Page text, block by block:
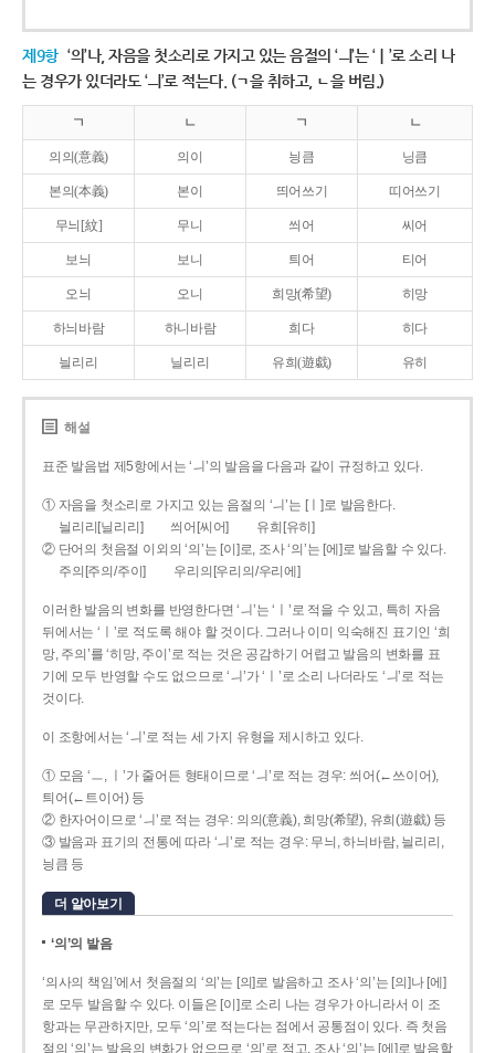
제9항 ‘의’나, 자음을 첫소리로 가지고 있는 음절의 ‘ㅢ’는 ‘ㅣ’로 소리 나
는 경우가 있더라도 ‘ㅢ’로 적는다. (ㄱ을 취하고, ㄴ을 버림.)
ㄱ ㄴ ㄱ ㄴ
의의(意義) 의이 닁큼 닝큼
본의(本義) 본이 띄어쓰기 띠어쓰기
무늬[紋] 무니 씌어 씨어
보늬 보니 틔어 티어
오늬 오니 희망(希望) 히망
하늬바람 하니바람 희다 히다
늴리리 닐리리 유희(遊戱) 유히
해설
표준 발음법 제5항에서는 ‘ㅢ’의 발음을 다음과 같이 규정하고 있다.
① 자음을 첫소리로 가지고 있는 음절의 ‘ㅢ’는 [ㅣ]로 발음한다.
늴리리[닐리리]
씌어[씨어]
유희[유히]
② 단어의 첫음절 이외의 ‘의’는 [이]로, 조사 ‘의’는 [에]로 발음할 수 있다.
주의[주의/주이]
우리의[우리의/우리에]
이러한 발음의 변화를 반영한다면 ‘ㅢ’는 ‘ㅣ’로 적을 수 있고, 특히 자음
뒤에서는 ‘ㅣ’로 적도록 해야 할 것이다. 그러나 이미 익숙해진 표기인 ‘희
망, 주의’를 ‘히망, 주이’로 적는 것은 공감하기 어렵고 발음의 변화를 표
기에 모두 반영할 수도 없으므로 ‘ㅢ’가 ‘ㅣ’로 소리 나더라도 ‘ㅢ’로 적는
것이다.
이 조항에서는 ‘ㅢ’로 적는 세 가지 유형을 제시하고 있다.
① 모음 ‘ㅡ, ㅣ’가 줄어든 형태이므로 ‘ㅢ’로 적는 경우: 씌어(←쓰이어),
틔어(←트이어) 등
② 한자어이므로 ‘ㅢ’로 적는 경우: 의의(意義), 희망(希望), 유희(遊戱) 등
③ 발음과 표기의 전통에 따라 ‘ㅢ’로 적는 경우: 무늬, 하늬바람, 늴리리,
닁큼 등
더 알아보기
‘의’의 발음
‘의사의 책임’에서 첫음절의 ‘의’는 [의]로 발음하고 조사 ‘의’는 [의]나 [에]
로 모두 발음할 수 있다. 이들은 [이]로 소리 나는 경우가 아니라서 이 조
항과는 무관하지만, 모두 ‘의’로 적는다는 점에서 공통점이 있다. 즉 첫음
절의 ‘의’는 발음의 변화가 없으므로 ‘의’로 적고, 조사 ‘의’는 [에]로 발음할